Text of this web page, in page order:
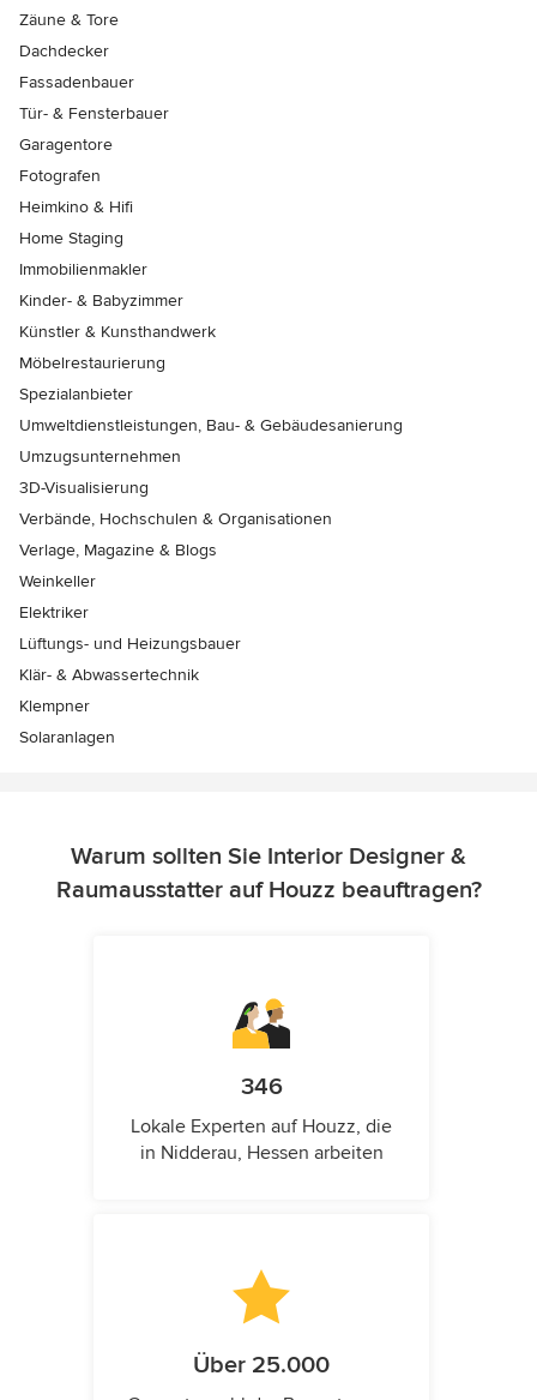
Zäune & Tore
Dachdecker
Fassadenbauer
Tür- & Fensterbauer
Garagentore
Fotografen
Heimkino & Hifi
Home Staging
Immobilienmakler
Kinder- & Babyzimmer
Künstler & Kunsthandwerk
Möbelrestaurierung
Spezialanbieter
Umweltdienstleistungen, Bau- & Gebäudesanierung
Umzugsunternehmen
3D-Visualisierung
Verbände, Hochschulen & Organisationen
Verlage, Magazine & Blogs
Weinkeller
Elektriker
Lüftungs- und Heizungsbauer
Klär- & Abwassertechnik
Klempner
Solaranlagen
Warum sollten Sie Interior Designer &
Raumausstatter auf Houzz beauftragen?
346
Lokale Experten auf Houzz, die
in Nidderau, Hessen arbeiten
Über 25.000